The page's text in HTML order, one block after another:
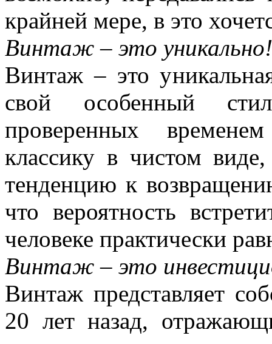
крайней мере, в это
Винтаж – это уникально!
Винтаж – это
свой особенный
проверенных
классику в чистом
тенденцию к
что вероятность
человеке практически
Винтаж – это
Винтаж представляет
20 лет назад,